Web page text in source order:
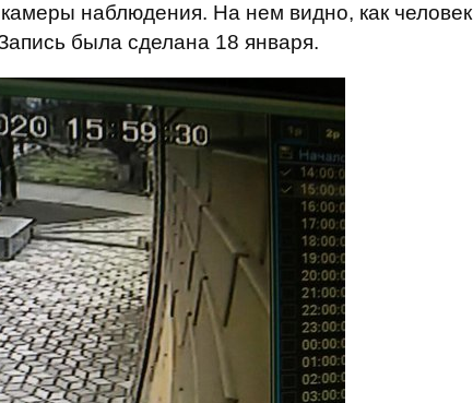
наблюдения. На нем видно, как человек
была сделана 18 января.